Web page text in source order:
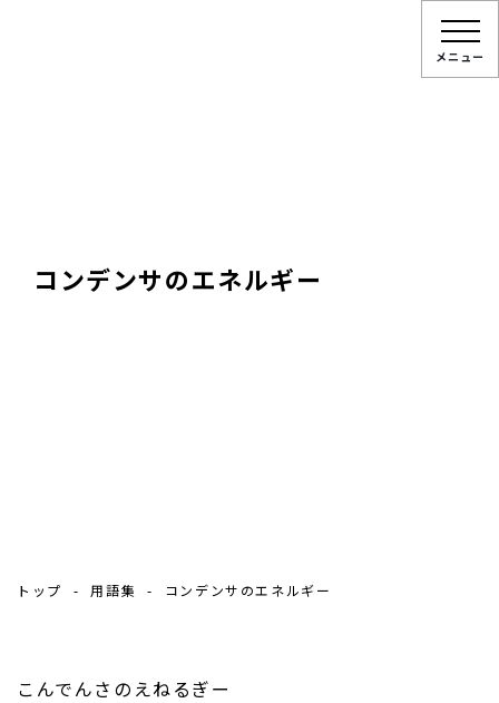
メニュー
コンデンサのエネルギー
トップ 用語集 コンデンサのエネルギー
こんでんさのえねるぎー